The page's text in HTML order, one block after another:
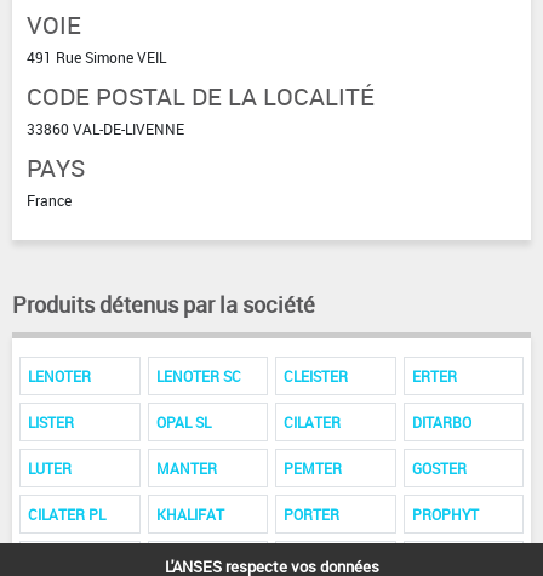
VOIE
491 Rue Simone VEIL
CODE POSTAL DE LA LOCALITÉ
33860 VAL-DE-LIVENNE
PAYS
France
Produits détenus par la société
LENOTER LENOTER SC CLEISTER ERTER
LISTER OPAL SL CILATER DITARBO
LUTER MANTER PEMTER GOSTER
CILATER PL KHALIFAT PORTER PROPHYT
TERKANIL METCOTER
L'ANSES respecte vos données